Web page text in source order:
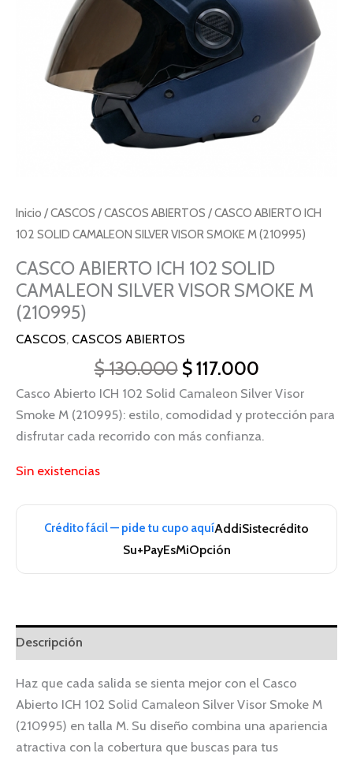
Inicio /CASCOS /CASCOS ABIERTOS / CASCO ABIERTO ICH
102 SOLID CAMALEON SILVER VISOR SMOKE M (210995)
CASCO ABIERTO ICH 102 SOLID
CAMALEON SILVER VISOR SMOKE M
(210995)
CASCOS, CASCOS ABIERTOS
$130.000 $117.000
Casco Abierto ICH 102 Solid Camaleon Silver Visor
Smoke M (210995): estilo, comodidad y protección para
disfrutar cada recorrido con más confianza.
Sin existencias
Crédito fácil — pide tu cupo aquíAddiSistecrédito
Su+PayEsMiOpción
Descripción
Haz que cada salida se sienta mejor con el Casco
Abierto ICH 102 Solid Camaleon Silver Visor Smoke M
(210995) en talla M. Su diseño combina una apariencia
atractiva con la cobertura que buscas para tus